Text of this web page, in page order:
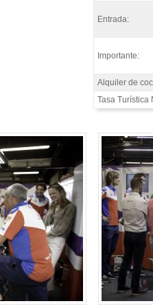
Entrada:
Importante:
Alquiler de
Tasa Turística